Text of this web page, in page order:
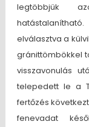
legtöbbjük
elválasztva a
gránittömbökkel
visszavonulás
telepedett le a
fertőzés
fenevadat